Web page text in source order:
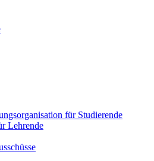
für Studierende
Lehrende